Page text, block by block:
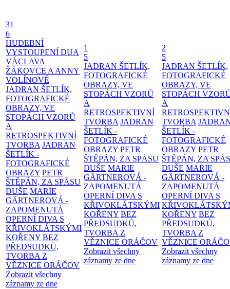
31
6
HUDEBNÍ
VYSTOUPENÍ DUA
VÁCLAVA
ŽÁKOVCE A ANNY
VOLÍNOVÉ
JADRAN ŠETLÍK,
FOTOGRAFICKÉ
OBRAZY, VE
STOPÁCH VZORŮ
A
RETROSPEKTIVNÍ
TVORBA JADRAN
ŠETLÍK -
FOTOGRAFICKÉ
OBRAZY PETR
ŠTĚPÁN, ZA SPÁSU
DUŠE MARIE
GÄRTNEROVÁ -
ZAPOMENUTÁ
OPERNÍ DIVA S
KŘIVOKLÁTSKÝMI
KOŘENY BEZ
PŘEDSUDKŮ,
TVORBA Z
VĚZNICE ORÁČOV
Zobrazit všechny
záznamy ze dne
1
5
JADRAN ŠETLÍK,
FOTOGRAFICKÉ
OBRAZY, VE
STOPÁCH VZORŮ
A
RETROSPEKTIVNÍ
TVORBA JADRAN
ŠETLÍK -
FOTOGRAFICKÉ
OBRAZY PETR
ŠTĚPÁN, ZA SPÁSU
DUŠE MARIE
GÄRTNEROVÁ -
ZAPOMENUTÁ
OPERNÍ DIVA S
KŘIVOKLÁTSKÝMI
KOŘENY BEZ
PŘEDSUDKŮ,
TVORBA Z
VĚZNICE ORÁČOV
Zobrazit všechny
záznamy ze dne
2
5
JADRAN ŠETLÍK,
FOTOGRAFICKÉ
OBRAZY, VE
STOPÁCH
A
TVORBA
ŠETLÍK -
FOTOGRAFICKÉ
OBRAZY PETR
ŠTĚPÁN, ZA
DUŠE MARIE
GÄRTNEROVÁ -
ZAPOMENUTÁ
OPERNÍ DIVA S
KOŘENY BEZ
PŘEDSUDKŮ,
TVORBA Z
VĚZNICE
Zobrazit všechny
záznamy ze dne